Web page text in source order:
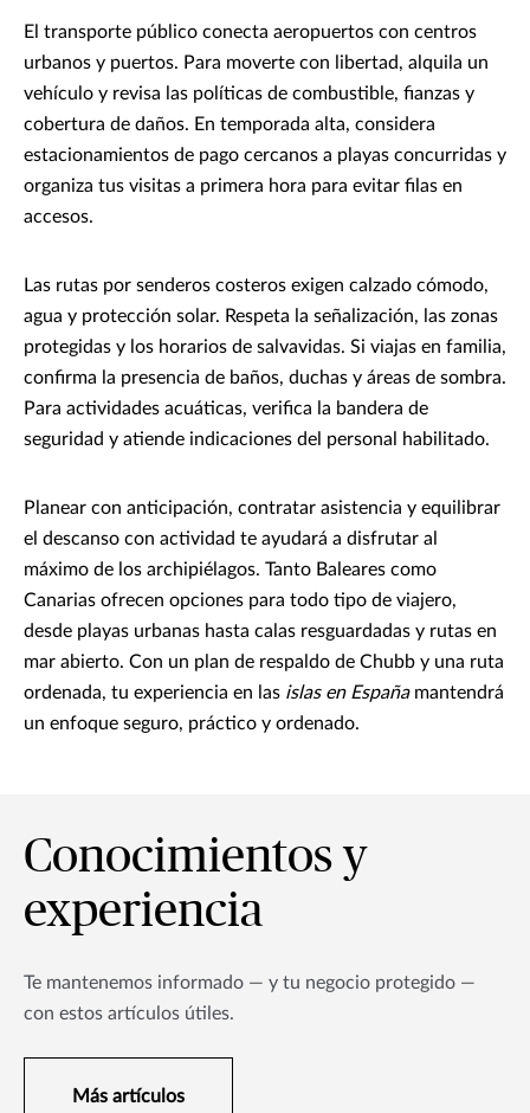
El transporte público conecta aeropuertos con centros
urbanos y puertos. Para moverte con libertad, alquila un
vehículo y revisa las políticas de combustible, fianzas y
cobertura de daños. En temporada alta, considera
estacionamientos de pago cercanos a playas concurridas y
organiza tus visitas a primera hora para evitar filas en
accesos.
Las rutas por senderos costeros exigen calzado cómodo,
agua y protección solar. Respeta la señalización, las zonas
protegidas y los horarios de salvavidas. Si viajas en familia,
confirma la presencia de baños, duchas y áreas de sombra.
Para actividades acuáticas, verifica la bandera de
seguridad y atiende indicaciones del personal habilitado.
Planear con anticipación, contratar asistencia y equilibrar
el descanso con actividad te ayudará a disfrutar al
máximo de los archipiélagos. Tanto Baleares como
Canarias ofrecen opciones para todo tipo de viajero,
desde playas urbanas hasta calas resguardadas y rutas en
mar abierto. Con un plan de respaldo de Chubb y una ruta
ordenada, tu experiencia en las islas en Españamantendrá
un enfoque seguro, práctico y ordenado.
Conocimientos y
experiencia
Te mantenemos informado — y tu negocio protegido —
con estos artículos útiles.
Más artículos